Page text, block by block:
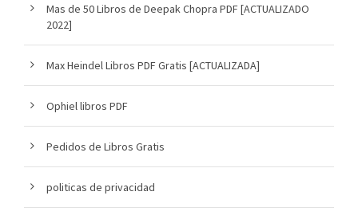
Mas de 50 Libros de Deepak Chopra PDF [ACTUALIZADO
2022]
Max Heindel Libros PDF Gratis [ACTUALIZADA]
Ophiel libros PDF
Pedidos de Libros Gratis
politicas de privacidad